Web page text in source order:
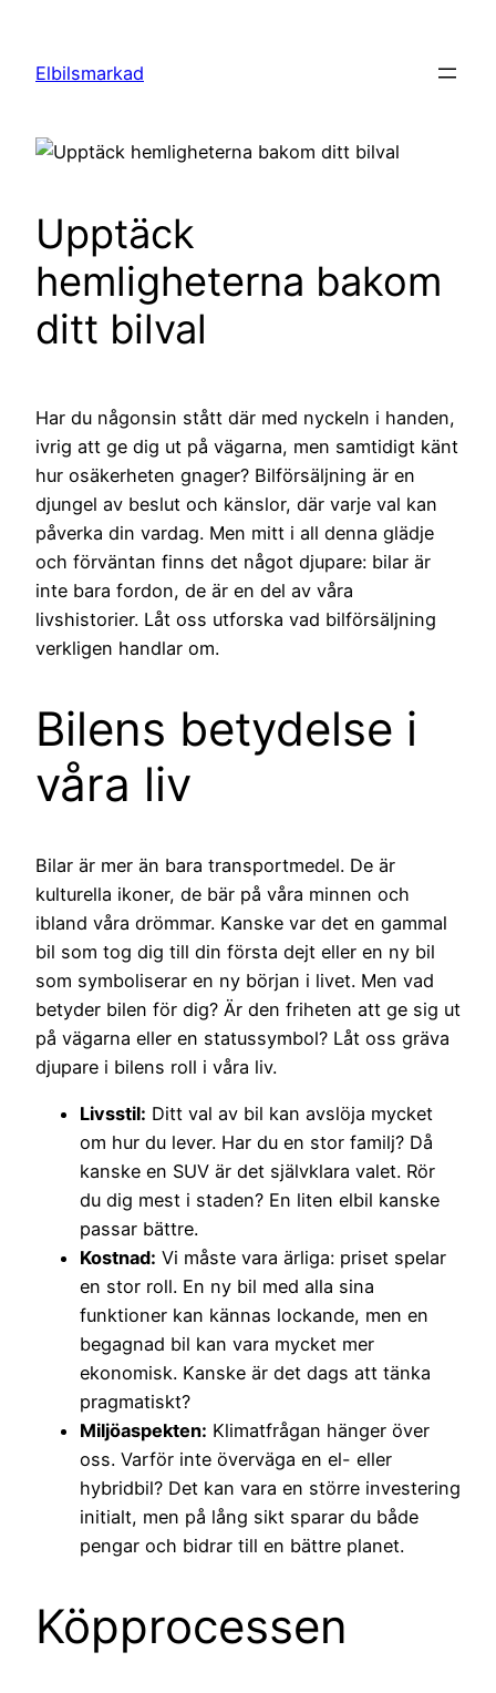
innehåll
Elbilsmarkad
Upptäck
hemligheterna bakom
ditt bilval
Har du någonsin stått där med nyckeln i handen,
ivrig att ge dig ut på vägarna, men samtidigt känt
hur osäkerheten gnager? Bilförsäljning är en
djungel av beslut och känslor, där varje val kan
påverka din vardag. Men mitt i all denna glädje
och förväntan finns det något djupare: bilar är
inte bara fordon, de är en del av våra
livshistorier. Låt oss utforska vad bilförsäljning
verkligen handlar om.
Bilens betydelse i
våra liv
Bilar är mer än bara transportmedel. De är
kulturella ikoner, de bär på våra minnen och
ibland våra drömmar. Kanske var det en gammal
bil som tog dig till din första dejt eller en ny bil
som symboliserar en ny början i livet. Men vad
betyder bilen för dig? Är den friheten att ge sig ut
på vägarna eller en statussymbol? Låt oss gräva
djupare i bilens roll i våra liv.
Livsstil: Ditt val av bil kan avslöja mycket
om hur du lever. Har du en stor familj? Då
kanske en SUV är det självklara valet. Rör
du dig mest i staden? En liten elbil kanske
passar bättre.
Kostnad: Vi måste vara ärliga: priset spelar
en stor roll. En ny bil med alla sina
funktioner kan kännas lockande, men en
begagnad bil kan vara mycket mer
ekonomisk. Kanske är det dags att tänka
pragmatiskt?
Miljöaspekten: Klimatfrågan hänger över
oss. Varför inte överväga en el- eller
hybridbil? Det kan vara en större investering
initialt, men på lång sikt sparar du både
pengar och bidrar till en bättre planet.
Köpprocessen